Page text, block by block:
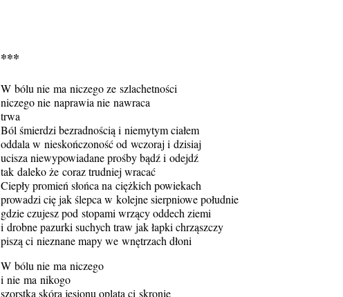
***
W bólu nie ma niczego ze szlachetności
niczego nie naprawia nie nawraca
trwa
Ból śmierdzi bezradnością i niemytym ciałem
oddala w nieskończoność od wczoraj i dzisiaj
ucisza niewypowiadane prośby bądź i odejdź
tak daleko że coraz trudniej wracać
Ciepły promień słońca na ciężkich powiekach
prowadzi cię jak ślepca w kolejne sierpniowe południe
gdzie czujesz pod stopami wrzący oddech ziemi
i drobne pazurki suchych traw jak łapki chrząszczy
piszą ci nieznane mapy we wnętrzach dłoni
W bólu nie ma niczego
i nie ma nikogo
szorstka skóra jesionu oplata ci skronie